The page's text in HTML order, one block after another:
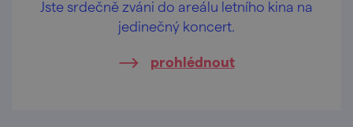
Jste srdečně zváni do areálu letního kina na
jedinečný koncert.
prohlédnout